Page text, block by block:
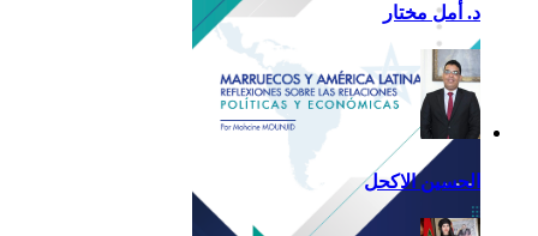
د. أمل مختار
الحسين الاكحل